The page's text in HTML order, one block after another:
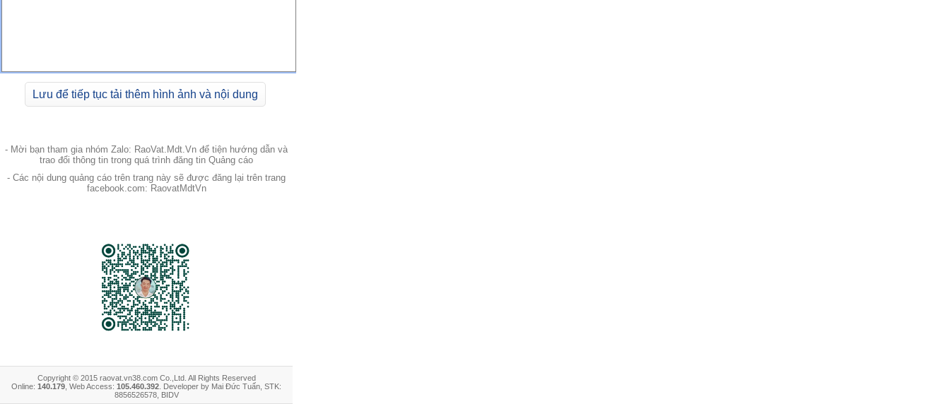
Lưu để tiếp tục tải thêm hình ảnh và nội dung
- Mời bạn tham gia nhóm Zalo: RaoVat.Mdt.Vn để tiện hướng dẫn và
trao đổi thông tin trong quá trình đăng tin Quảng cáo
- Các nội dung quảng cáo trên trang này sẽ được đăng lại trên trang
facebook.com: RaovatMdtVn
Copyright © 2015 raovat.vn38.com Co.,Ltd. All Rights Reserved
Online: 140.179 , Web Access: 105.460.392 . Developer by Mai Đức Tuấn, STK:
8856526578, BIDV